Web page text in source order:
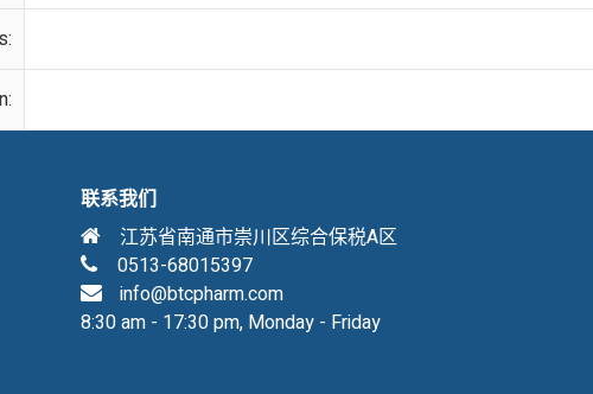
联系我们
江苏省南通市崇川区综合保税A区
0513-68015397
info@btcpharm.com
8:30 am - 17:30 pm, Monday - Friday